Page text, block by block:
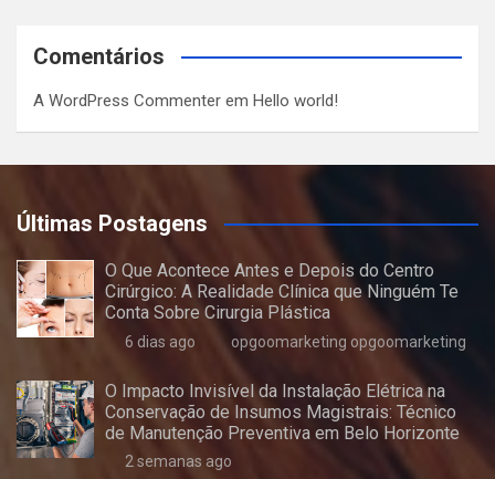
Comentários
A WordPress Commenter em Hello world!
Últimas Postagens
O Que Acontece Antes e Depois do Centro
Cirúrgico: A Realidade Clínica que Ninguém Te
Conta Sobre Cirurgia Plástica
6 dias ago opgoomarketing opgoomarketing
O Impacto Invisível da Instalação Elétrica na
Conservação de Insumos Magistrais: Técnico
de Manutenção Preventiva em Belo Horizonte
2 semanas ago